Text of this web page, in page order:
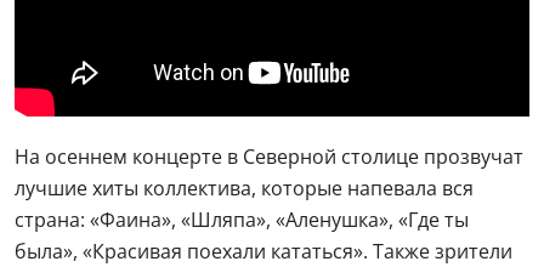
На осеннем концерте в Северной столице прозвучат
лучшие хиты коллектива, которые напевала вся
страна: «Фаина», «Шляпа», «Аленушка», «Где ты
была», «Красивая поехали кататься». Также зрители